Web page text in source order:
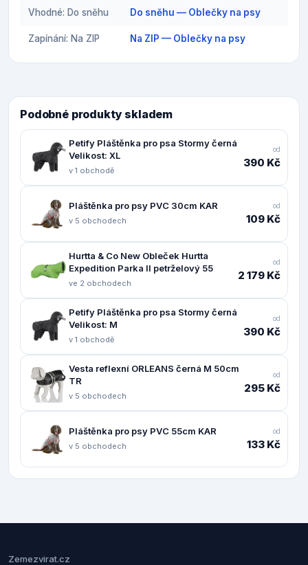
Vhodné: Do sněhu Do sněhu — Oblečky na psy
Zapínání: Na ZIP Na ZIP — Oblečky na psy
Podobné produkty skladem
Petify Pláštěnka pro psa Stormy černá
Velikost: XL
v 1 obchodě
od
390 Kč
Pláštěnka pro psy PVC 30cm KAR
v 5 obchodech
od
109 Kč
Hurtta & Co New Obleček Hurtta
Expedition Parka II petrželový 55
ve 2 obchodech
od
2 179 Kč
Petify Pláštěnka pro psa Stormy černá
Velikost: M
v 1 obchodě
od
390 Kč
Vesta reflexní ORLEANS černá M 50cm
TR
v 5 obchodech
od
295 Kč
Pláštěnka pro psy PVC 55cm KAR
v 5 obchodech
od
133 Kč
Zemezvirat.cz